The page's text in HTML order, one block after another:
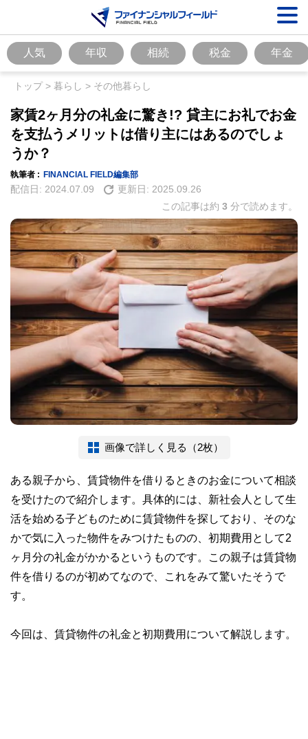
人気 年収 相続 税金 年金
トップ> 暮らし > その他暮らし
家賃2ヶ月分の礼金に驚き!? 貸主にお礼でお金
を支払うメリットは借り主にはあるのでしょ
うか？
執筆者 : FINANCIAL FIELD編集部
配信日: 2024.07.09 更新日: 2025.09.26
この記事は約 3 分で読めます。
画像で詳しく見る（2枚）
ある親子から、賃貸物件を借りるときのお金について相談
を受けたので紹介します。具体的には、新社会人として生
活を始める子どものために賃貸物件を探しており、そのな
かで気に入った物件をみつけたものの、初期費用として2
ヶ月分の礼金がかかるというものです。この親子は賃貸物
件を借りるのが初めてなので、これをみて驚いたそうで
す。
今回は、賃貸物件の礼金と初期費用について解説します。